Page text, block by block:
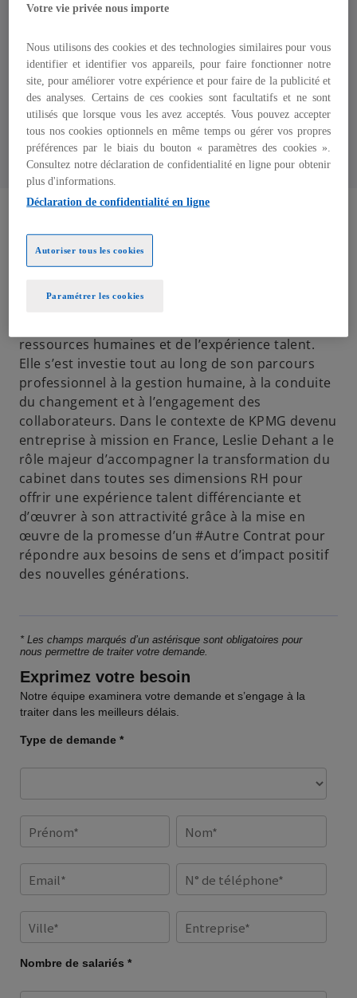
Directrice des Ressources Humaines et de
Exécutif
KPMG en France
s
’
o
r
n
s
u
n
n
o
u
v
e
l
o
n
g
Après plus de 25 années d’expérience dans les
Ressources Humaines au sein de plusieurs
grands groupes multidisciplinaires, en France et
ressources humaines et de l’expérience talent.
Elle s’est investie tout au long de son parcours
professionnel à la gestion humaine, à la conduite
du changement et à l’engagement des
collaborateurs. Dans le contexte de KPMG devenu
entreprise à mission en France, Leslie Dehant a le
rôle majeur d’accompagner la transformation du
cabinet dans toutes ses dimensions RH pour
offrir une expérience talent différenciante et
d’œuvrer à son attractivité grâce à la mise en
œuvre de la promesse d’un #Autre Contrat pour
répondre aux besoins de sens et d’impact positif
des nouvelles générations.
Votre vie privée nous importe
Nous utilisons des cookies et des technologies similaires pour vous
identifier et identifier vos appareils, pour faire fonctionner notre
site, pour améliorer votre expérience et pour faire de la publicité et
des analyses. Certains de ces cookies sont facultatifs et ne sont
utilisés que lorsque vous les avez acceptés. Vous pouvez accepter
tous nos cookies optionnels en même temps ou gérer vos propres
préférences par le biais du bouton « paramètres des cookies ».
Consultez notre déclaration de confidentialité en ligne pour obtenir
plus d'informations.
Déclaration de confidentialité en ligne
Paramétrer les cookies
Autoriser tous les cookies